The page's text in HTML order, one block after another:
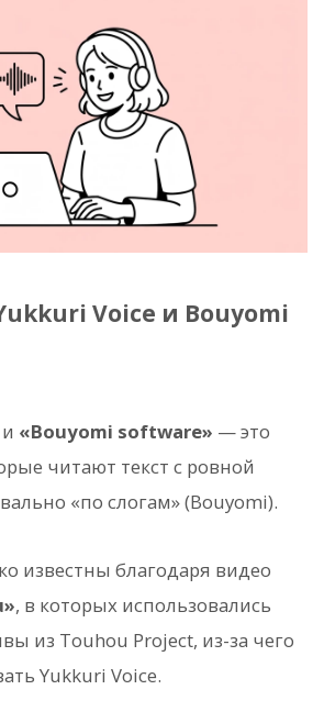
Voice и Bouyomi
и «Bouyomi software» — это
читают текст с ровной
«по слогам» (Bouyomi).
известны благодаря видео
, в которых использовались
из Touhou Project, из-за чего
Yukkuri Voice.